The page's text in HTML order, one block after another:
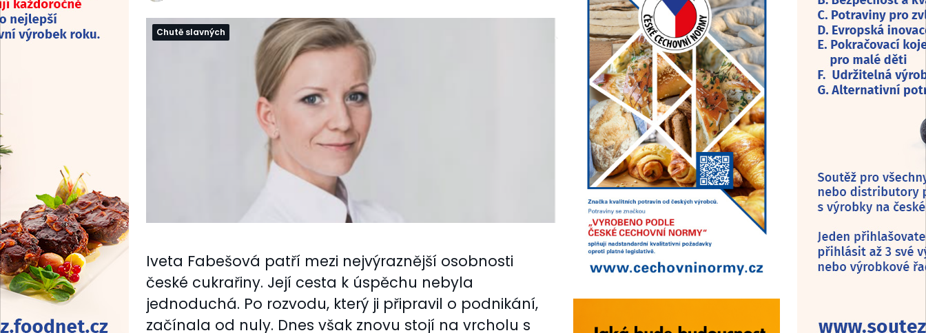
Chutě slavných
Iveta Fabešová patří mezi nejvýraznější osobnosti
české cukrařiny. Její cesta k úspěchu nebyla
jednoduchá. Po rozvodu, který ji připravil o podnikání,
začínala od nuly. Dnes však znovu stojí na vrcholu s